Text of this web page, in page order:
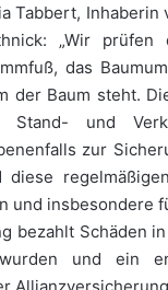
Tabbert, Inhaberin
„Wir
das
der Baum steht.
Stand- und
zur
diese
und insbesondere
bezahlt Schäden
und ein